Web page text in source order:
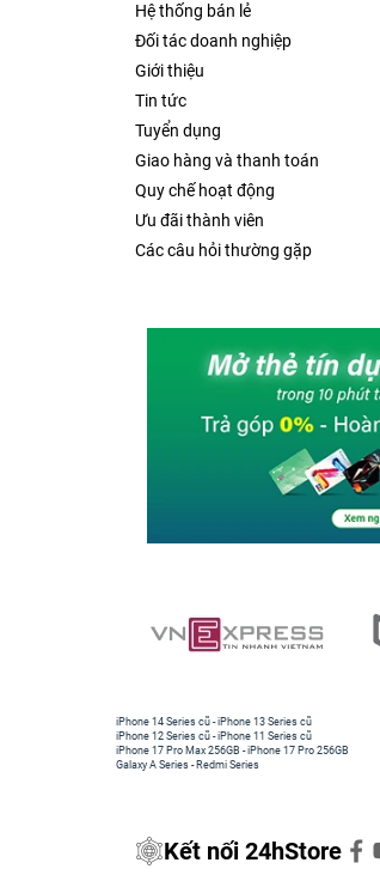
Hệ thống bán lẻ
Đối tác doanh nghiệp
Giới thiệu
Tin tức
Tuyển dụng
Giao hàng và thanh toán
Quy chế hoạt động
Ưu đãi thành viên
Các câu hỏi thường gặp
iPhone 14 Series cũ -iPhone 13 Series cũ
iPhone 12 Series cũ -iPhone 11 Series cũ
iPhone 17 Pro Max 256GB -iPhone 17 Pro 256GB
Galaxy A Series - Redmi Series
Kết nối 24hStore